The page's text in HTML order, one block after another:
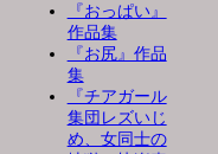
『おっぱい』
作品集
『お尻』作品
集
『チアガール
集団レズいじ
め、女同士の